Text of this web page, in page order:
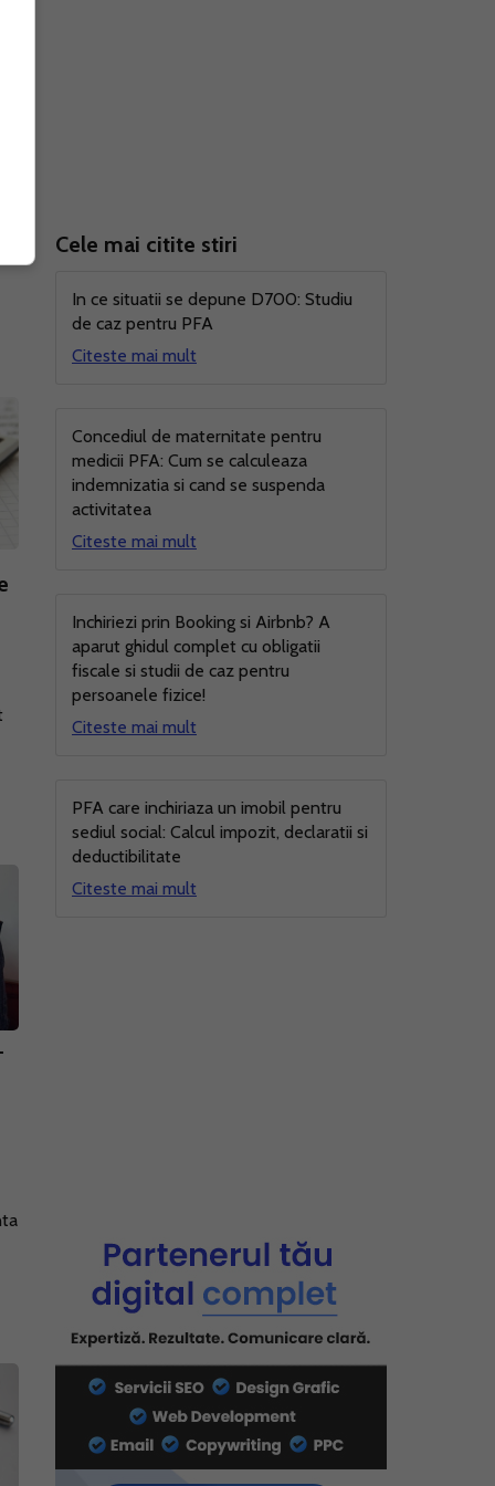
Cele mai citite stiri
In ce situatii se depune D700: Studiu
de caz pentru PFA
Citeste mai mult
Concediul de maternitate pentru
medicii PFA: Cum se calculeaza
indemnizatia si cand se suspenda
activitatea
Citeste mai mult
Inchiriezi prin Booking si Airbnb? A
aparut ghidul complet cu obligatii
fiscale si studii de caz pentru
persoanele fizice!
Citeste mai mult
PFA care inchiriaza un imobil pentru
sediul social: Calcul impozit, declaratii si
deductibilitate
Citeste mai mult